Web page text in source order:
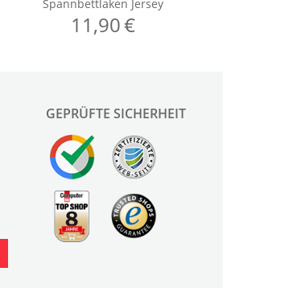
GEPRÜFTE SICHERHEIT